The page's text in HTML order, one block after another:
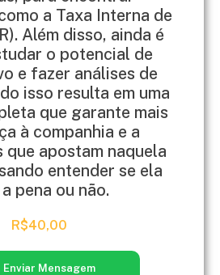
a Taxa Interna de
Além disso, ainda é
o potencial de
e fazer análises de
isso resulta em uma
que garante mais
à companhia e a
que apostam naquela
entender se ela
pena ou não.
R$40,00
Enviar Mensagem